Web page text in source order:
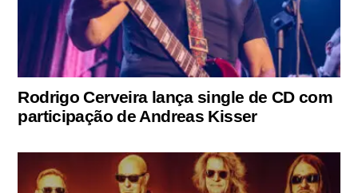
Rodrigo Cerveira lança single de CD com
participação de Andreas Kisser